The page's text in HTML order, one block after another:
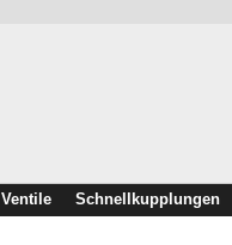
Ventile Schnellkupplungen